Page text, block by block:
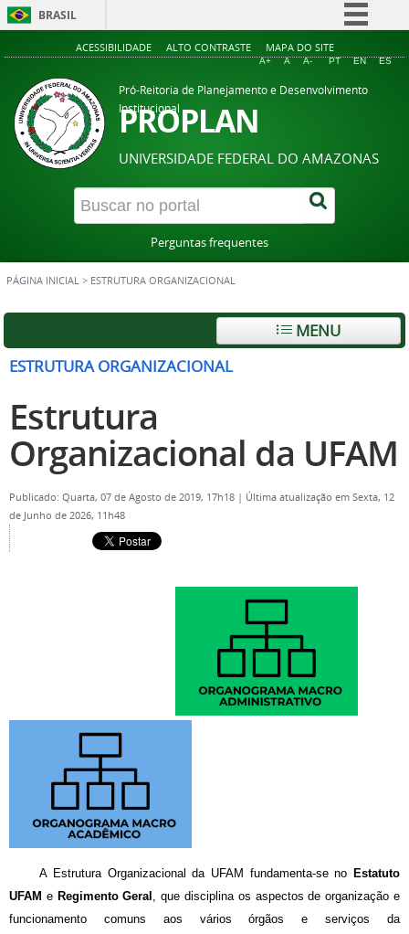
BRASIL
Simplifique!
Acesso à informação
Legislação
Canais
ACESSIBILIDADE ALTO CONTRASTE MAPA DO SITE
A+ A A- PT EN ES
Pró-Reitoria de Planejamento e Desenvolvimento
Institucional
PROPLAN
UNIVERSIDADE FEDERAL DO AMAZONAS
Perguntas frequentes
PÁGINA INICIAL > ESTRUTURA ORGANIZACIONAL
MENU
ESTRUTURA ORGANIZACIONAL
Estrutura
Organizacional da UFAM
Publicado: Quarta, 07 de Agosto de 2019, 17h18 | Última atualização em Sexta, 12
de Junho de 2026, 11h48
A Estrutura Organizacional da UFAM fundamenta-se no Estatuto
UFAM e Regimento Geral , que disciplina os aspectos de organização e
funcionamento comuns aos vários órgãos e serviços da